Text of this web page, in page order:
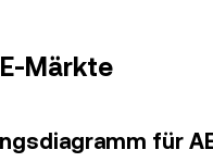
Märkte
für